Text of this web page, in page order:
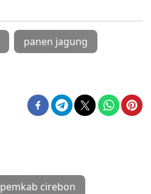
panen jagung
pemkab cirebon